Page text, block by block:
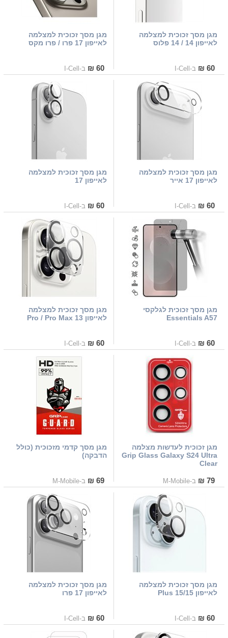
מגן מסך זכוכית למצלמה
לאייפון 14 / 14 פלוס
60 ₪ ב-I-Cell
מגן מסך זכוכית למצלמה
לאייפון 17 פרו / פרו מקס
60 ₪ ב-I-Cell
מגן מסך זכוכית למצלמה
לאייפון 17 אייר
60 ₪ ב-I-Cell
מגן מסך זכוכית למצלמה
לאייפון 17
60 ₪ ב-I-Cell
מגן מסך זכוכית לגלקסי
Essentials A57
60 ₪ ב-I-Cell
מגן מסך זכוכית למצלמה
לאייפון 13 Pro / Pro Max
60 ₪ ב-I-Cell
מגן זכוכית לעדשות מצלמה
Grip Glass Galaxy S24 Ultra
Clear
79 ₪ ב-M-Mobile
מגן מסך קדמי מזכוכית (כולל
הדבקה)
69 ₪ ב-M-Mobile
מגן מסך זכוכית למצלמה
לאייפון 15/15 Plus
60 ₪ ב-I-Cell
מגן מסך זכוכית למצלמה
לאייפון 17 פרו
60 ₪ ב-I-Cell